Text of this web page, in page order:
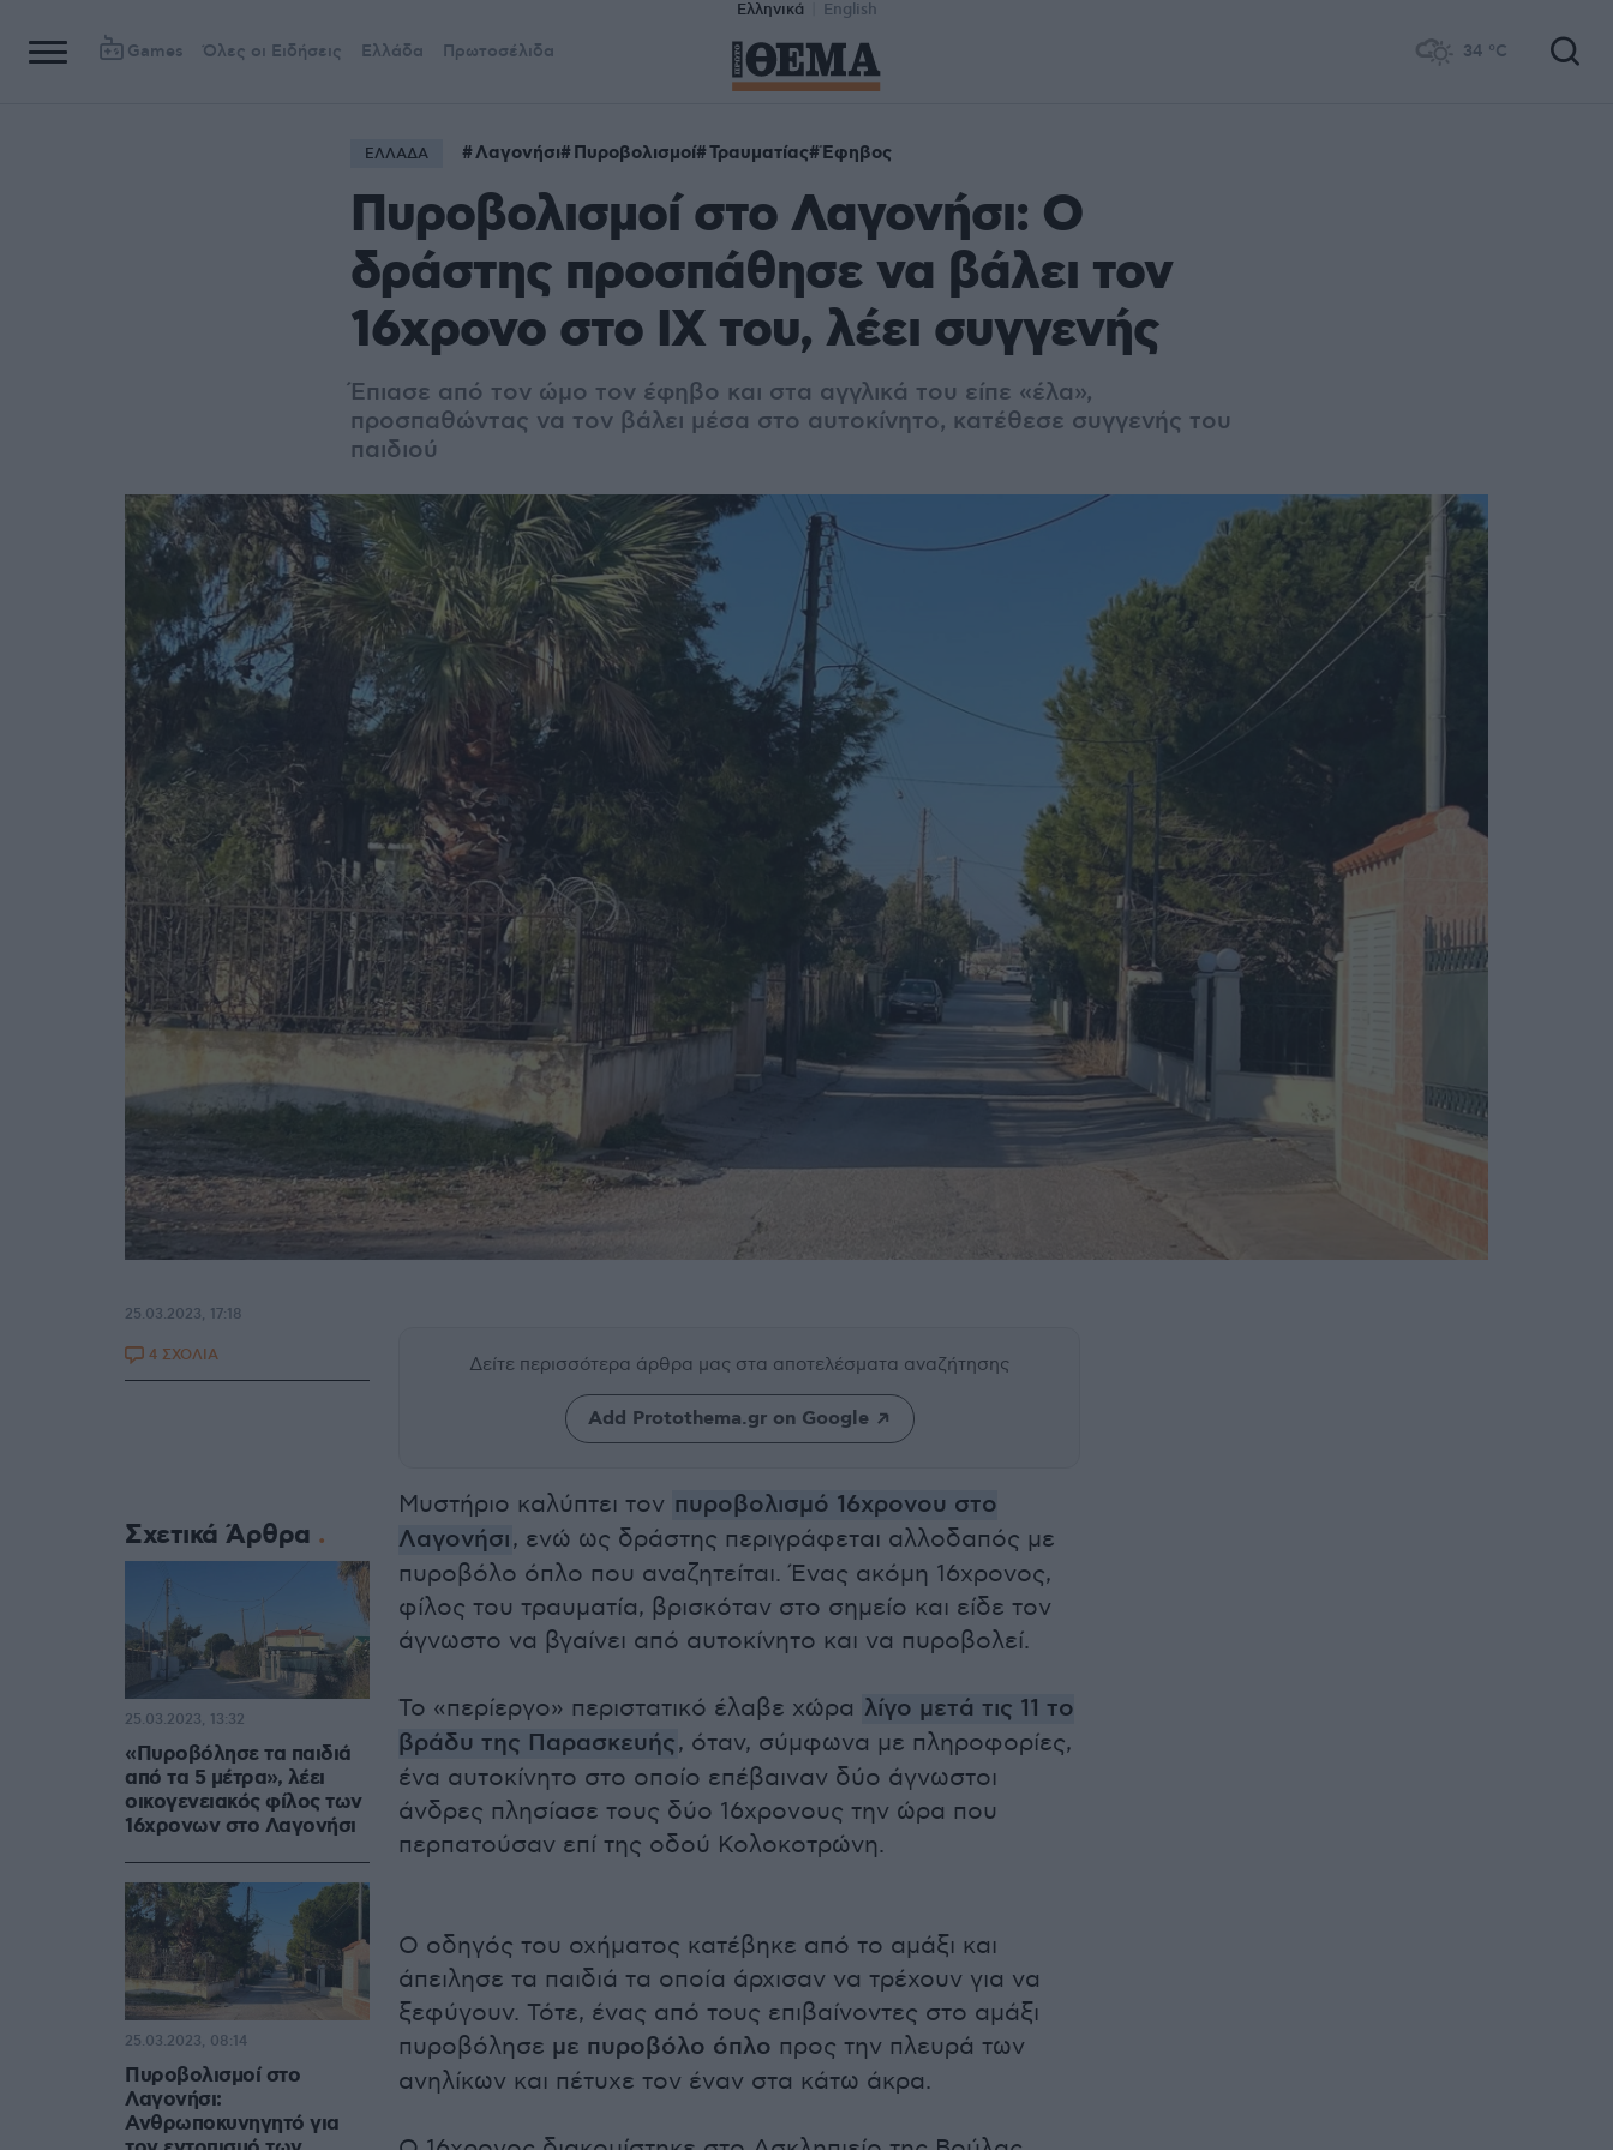
Ελληνικά English
Games Όλες οι Ειδήσεις Ελλάδα Πρωτοσέλιδα 34 °C
ΕΛΛΑΔΑ Λαγονήσι Πυροβολισμοί Τραυματίας Έφηβος
Πυροβολισμοί στο Λαγονήσι: Ο
δράστης προσπάθησε να βάλει τον
16χρονο στο ΙΧ του, λέει συγγενής
Έπιασε από τον ώμο τον έφηβο και στα αγγλικά του είπε «έλα»,
προσπαθώντας να τον βάλει μέσα στο αυτοκίνητο, κατέθεσε συγγενής του
παιδιού
Δείτε περισσότερα άρθρα μας στα αποτελέσματα αναζήτησης
Add Protothema.gr on Google
Μυστήριο καλύπτει τον πυροβολισμό 16χρονου στο
Λαγονήσι, ενώ ως δράστης περιγράφεται αλλοδαπός με
πυροβόλο όπλο που αναζητείται. Ένας ακόμη 16χρονος,
φίλος του τραυματία, βρισκόταν στο σημείο και είδε τον
άγνωστο να βγαίνει από αυτοκίνητο και να πυροβολεί.
Το «περίεργο» περιστατικό έλαβε χώρα λίγο μετά τις 11 το
βράδυ της Παρασκευής, όταν, σύμφωνα με πληροφορίες,
ένα αυτοκίνητο στο οποίο επέβαιναν δύο άγνωστοι
άνδρες πλησίασε τους δύο 16χρονους την ώρα που
περπατούσαν επί της οδού Κολοκοτρώνη.
Ο οδηγός του οχήματος κατέβηκε από το αμάξι και
άπειλησε τα παιδιά τα οποία άρχισαν να τρέχουν για να
ξεφύγουν. Τότε, ένας από τους επιβαίνοντες στο αμάξι
πυροβόλησε με πυροβόλο όπλο προς την πλευρά των
ανηλίκων και πέτυχε τον έναν στα κάτω άκρα.
25.03.2023, 17:18
4 ΣΧΟΛΙΑ
Σχετικά Άρθρα
«Πυροβόλησε τα παιδιά
από τα 5 μέτρα», λέει
οικογενειακός φίλος των
16χρονων στο Λαγονήσι
25.03.2023, 13:32
Πυροβολισμοί στο
Λαγονήσι:
Ανθρωποκυνηγητό για
25.03.2023, 08:14